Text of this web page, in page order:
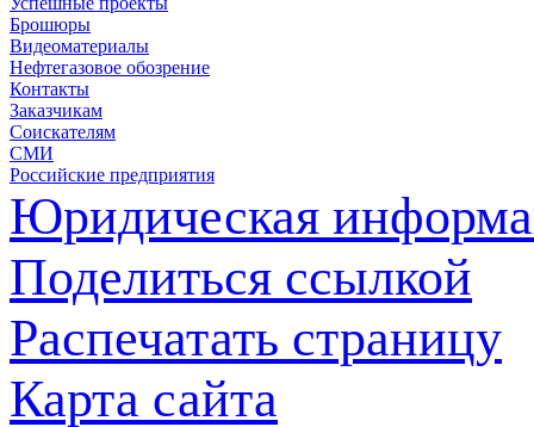
Брошюры
Видеоматериалы
Нефтегазовое обозрение
Контакты
Заказчикам
Соискателям
СМИ
Российские предприятия
Юридическая
Поделиться ссылкой
Распечатать страницу
Карта сайта